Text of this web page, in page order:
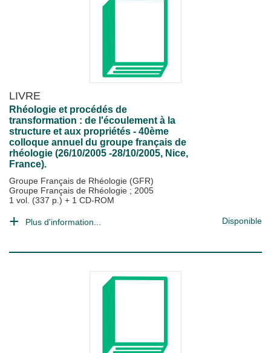
LIVRE
Rhéologie et procédés de
transformation : de l'écoulement à la
structure et aux propriétés - 40ème
colloque annuel du groupe français de
rhéologie (26/10/2005 -28/10/2005, Nice,
France).
Groupe Français de Rhéologie (GFR)
Groupe Français de Rhéologie ; 2005
1 vol. (337 p.) + 1 CD-ROM
Plus d'information... Disponible